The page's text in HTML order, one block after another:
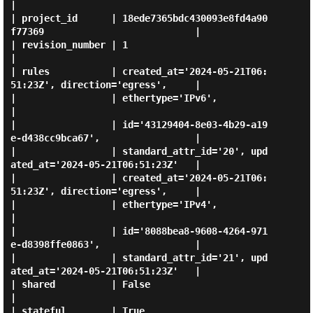
| project_id      | 18ede7365bdc430093e8fd4a90
f77369                           |
| revision_number | 1
| rules           | created_at='2024-05-21T06:
51:23Z', direction='egress',     |
|                 | ethertype='IPv6',
|                 | id='43129404-8e03-4b29-a19
e-d438cc9bca67',                 |
|                 | standard_attr_id='20', upd
ated_at='2024-05-21T06:51:23Z'   |
|                 | created_at='2024-05-21T06:
51:23Z', direction='egress',     |
|                 | ethertype='IPv4',
|                 | id='8088bea8-9608-4264-971
e-d8398ffe0863',                 |
|                 | standard_attr_id='21', upd
ated_at='2024-05-21T06:51:23Z'   |
| shared          | False